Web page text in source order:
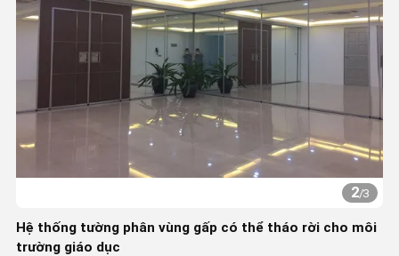
2/3
Hệ thống tường phân vùng gấp có thể tháo rời cho môi
trường giáo dục